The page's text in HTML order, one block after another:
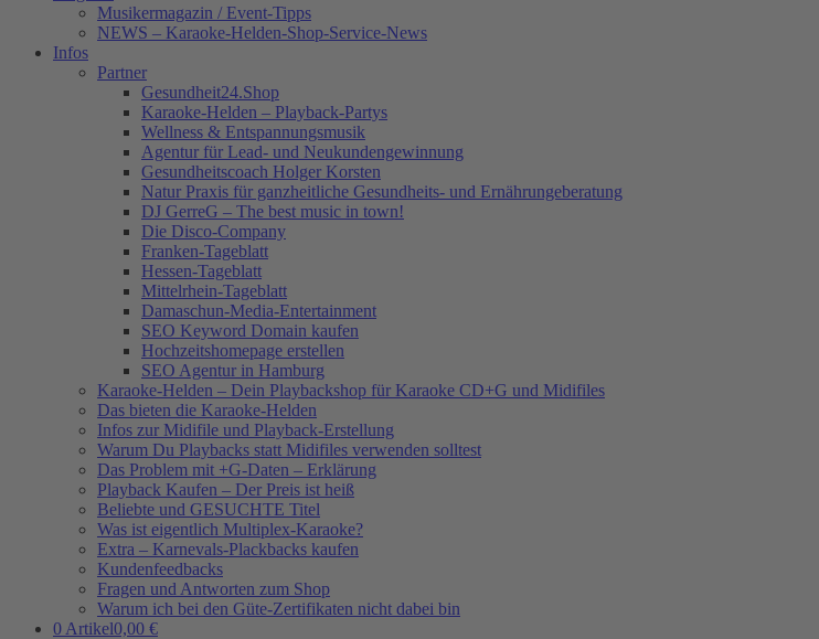
Musikermagazin / Event-Tipps
NEWS – Karaoke-Helden-Shop-Service-News
Infos
Partner
Gesundheit24.Shop
Karaoke-Helden – Playback-Partys
Wellness & Entspannungsmusik
Agentur für Lead- und Neukundengewinnung
Gesundheitscoach Holger Korsten
Natur Praxis für ganzheitliche Gesundheits- und Ernährungeberatung
DJ GerreG – The best music in town!
Die Disco-Company
Franken-Tageblatt
Hessen-Tageblatt
Mittelrhein-Tageblatt
Damaschun-Media-Entertainment
SEO Keyword Domain kaufen
Hochzeitshomepage erstellen
SEO Agentur in Hamburg
Karaoke-Helden – Dein Playbackshop für Karaoke CD+G und Midifiles
Das bieten die Karaoke-Helden
Infos zur Midifile und Playback-Erstellung
Warum Du Playbacks statt Midifiles verwenden solltest
Das Problem mit +G-Daten – Erklärung
Playback Kaufen – Der Preis ist heiß
Beliebte und GESUCHTE Titel
Was ist eigentlich Multiplex-Karaoke?
Extra – Karnevals-Plackbacks kaufen
Kundenfeedbacks
Fragen und Antworten zum Shop
Warum ich bei den Güte-Zertifikaten nicht dabei bin
0 Artikel0,00 €